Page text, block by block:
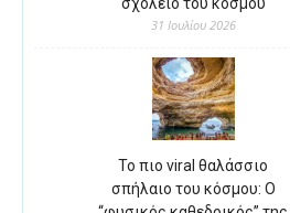
σχολείο του κόσμου
31 Ιουλίου 2026
Το πιο viral θαλάσσιο
σπήλαιο του κόσμου: Ο